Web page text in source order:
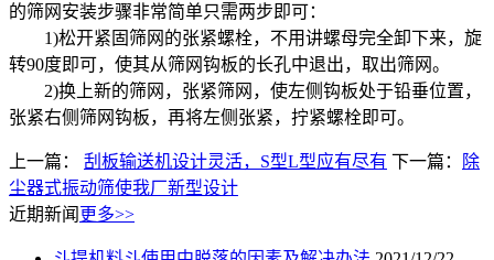
的筛网安装步骤非常简单只需两步即可：
1)松开紧固筛网的张紧螺栓，不用讲螺母完全卸下来，旋
转90度即可，使其从筛网钩板的长孔中退出，取出筛网。
2)换上新的筛网，张紧筛网，使左侧钩板处于铅垂位置，
张紧右侧筛网钩板，再将左侧张紧，拧紧螺栓即可。
上一篇： 刮板输送机设计灵活，S型L型应有尽有 下一篇：
除
尘器式振动筛使我厂新型设计
近期新闻 更多>>